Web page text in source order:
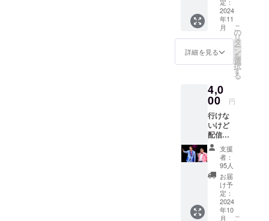
動画を
送らせ
ていた
だきま
す。 ※
動画の
お渡し
ど、
メール
でご連
絡を担
当より
させて
いただ
きま
す。
2024
年11
月
詳細を見る
こ
の
リ
タ
ー
ン
を
選
択
す
る
4,0
00 円
行けな
いけど
配信み
るよ！
アーカ
イブ
URL＋
三拍子
からの
お礼
メッ
支援
者：
95人
お届
け予
定：
2024
年10
月
こ